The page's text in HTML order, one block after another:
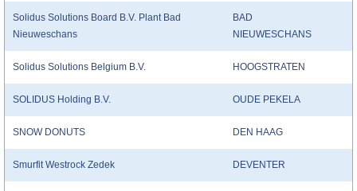
Solidus Solutions Board B.V. Plant Bad
Nieuweschans
BAD
NIEUWESCHANS
Solidus Solutions Belgium B.V. HOOGSTRATEN
SOLIDUS Holding B.V. OUDE PEKELA
SNOW DONUTS DEN HAAG
Smurfit Westrock Zedek DEVENTER